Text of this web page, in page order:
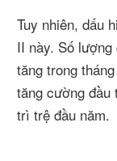
Tuy nhiên, dấu
II này. Số
tăng trong
tăng cường đầu
trì trệ đầu năm.